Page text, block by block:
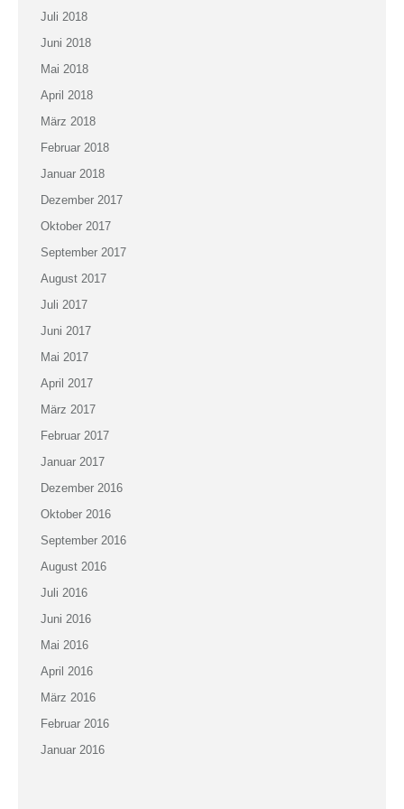
Juli 2018
Juni 2018
Mai 2018
April 2018
März 2018
Februar 2018
Januar 2018
Dezember 2017
Oktober 2017
September 2017
August 2017
Juli 2017
Juni 2017
Mai 2017
April 2017
März 2017
Februar 2017
Januar 2017
Dezember 2016
Oktober 2016
September 2016
August 2016
Juli 2016
Juni 2016
Mai 2016
April 2016
März 2016
Februar 2016
Januar 2016